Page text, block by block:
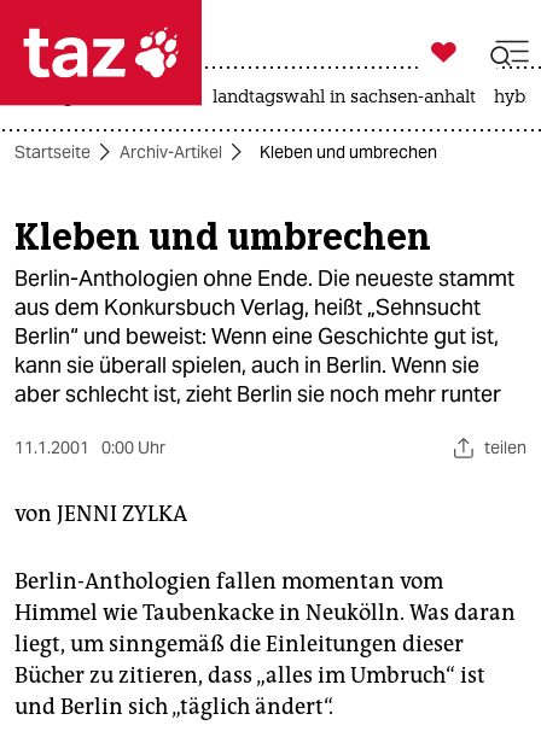
 taz zahl ich
taz zahl ich
themen
politik
öko
gesellschaft
kultur
nord
wahrheit
verlag

taz zahl ich
landtagswahl in sachsen-anhalt
Startseite Archiv-Artikel Kleben und umbrechen
Kleben und umbrechen
Berlin-Anthologien ohne Ende. Die neueste stammt
aus dem Konkursbuch Verlag, heißt „Sehnsucht
Berlin“ und beweist: Wenn eine Geschichte gut ist,
kann sie überall spielen, auch in Berlin. Wenn sie
aber schlecht ist, zieht Berlin sie noch mehr runter
11.1.2001 0:00 Uhr teilen
von JENNI ZYLKA
Berlin-Anthologien fallen momentan vom
Himmel wie Taubenkacke in Neukölln. Was daran
liegt, um sinngemäß die Einleitungen dieser
Bücher zu zitieren, dass „alles im Umbruch“ ist
und Berlin sich „täglich ändert“.